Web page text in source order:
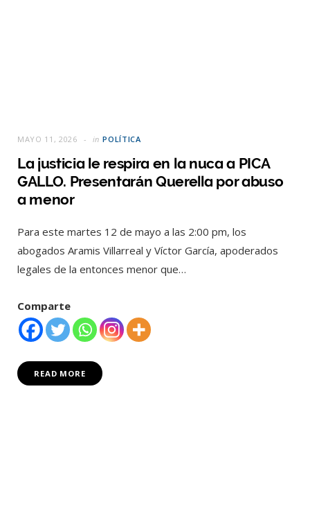
MAYO 11, 2026 in POLÍTICA
La justicia le respira en la nuca a PICA
GALLO. Presentarán Querella por abuso
a menor
Para este martes 12 de mayo a las 2:00 pm, los
abogados Aramis Villarreal y Víctor García, apoderados
legales de la entonces menor que…
Comparte
READ MORE